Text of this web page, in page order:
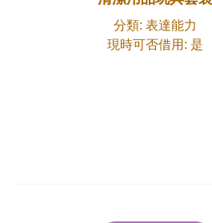
分類: 表達能力
現時可否借用: 是